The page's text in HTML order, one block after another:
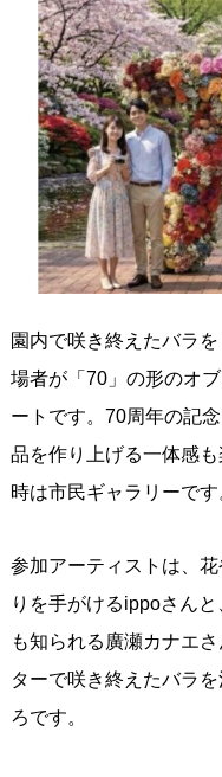
園内で咲き終えたバラ
場者が「70」の形のオ
ートです。70周年の記
品を作り上げる一体感
時は市民ギャラリーです
参加アーティストは、
りを手がけるippoさん
も知られる廣瀬カナエ
ターで咲き終えたバラ
ろです。